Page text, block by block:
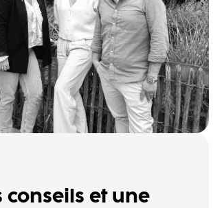
conseils et une